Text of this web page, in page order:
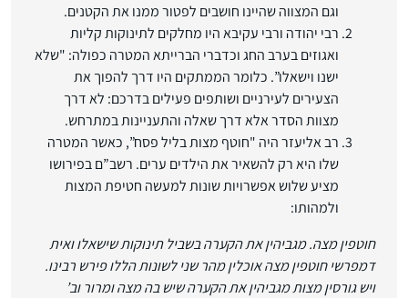
וגם המצווה שהיינו חושבים לפטור ממנו את הקטנים.
רבי יהודה ורבי עקיבא היו מחלקים לתינוקות קליות
ואגוזים בערב החג וכדברי הברייתא המטרה כפולה: "שלא
ישנו וישאלו”. כלומר הממתקים היו דרך להפוך את
הצעירים לעירניים ושותפים פעילים בדרכם: לא דרך
מצוות הסדר אלא דרך שאלה והתעניינות במתרחש.
רב אליעזר היה "חוטף מצות בליל פסח”, כאשר המטרה
שלו היא רק להשאיר את הילדים ערים. רשב”ם בפירושו
מציע שלוש אפשרויות שונות למעשה חטיפת המצות
ולמהותו:
חוטפין מצה. מגביהין את הקערה בשביל תינוקות שישאלו ואית
דמפרשי חוטפין מצה אוכלין מהר שני לשונות הללו פירש רבינו.
ויש גורסין מצות מגביהין את הקערה שיש בה מצה ומרור וב’